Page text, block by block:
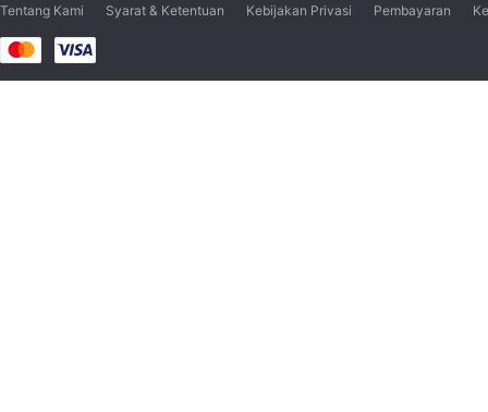
Tentang Kami Syarat & Ketentuan Kebijakan Privasi Pembayaran